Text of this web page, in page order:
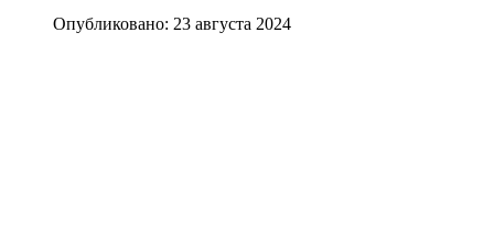
Опубликовано: 23 августа 2024